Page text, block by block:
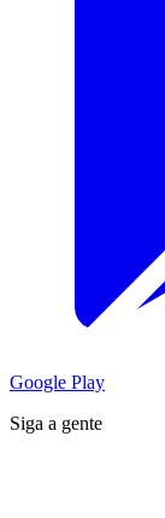
Google Play
Siga a gente